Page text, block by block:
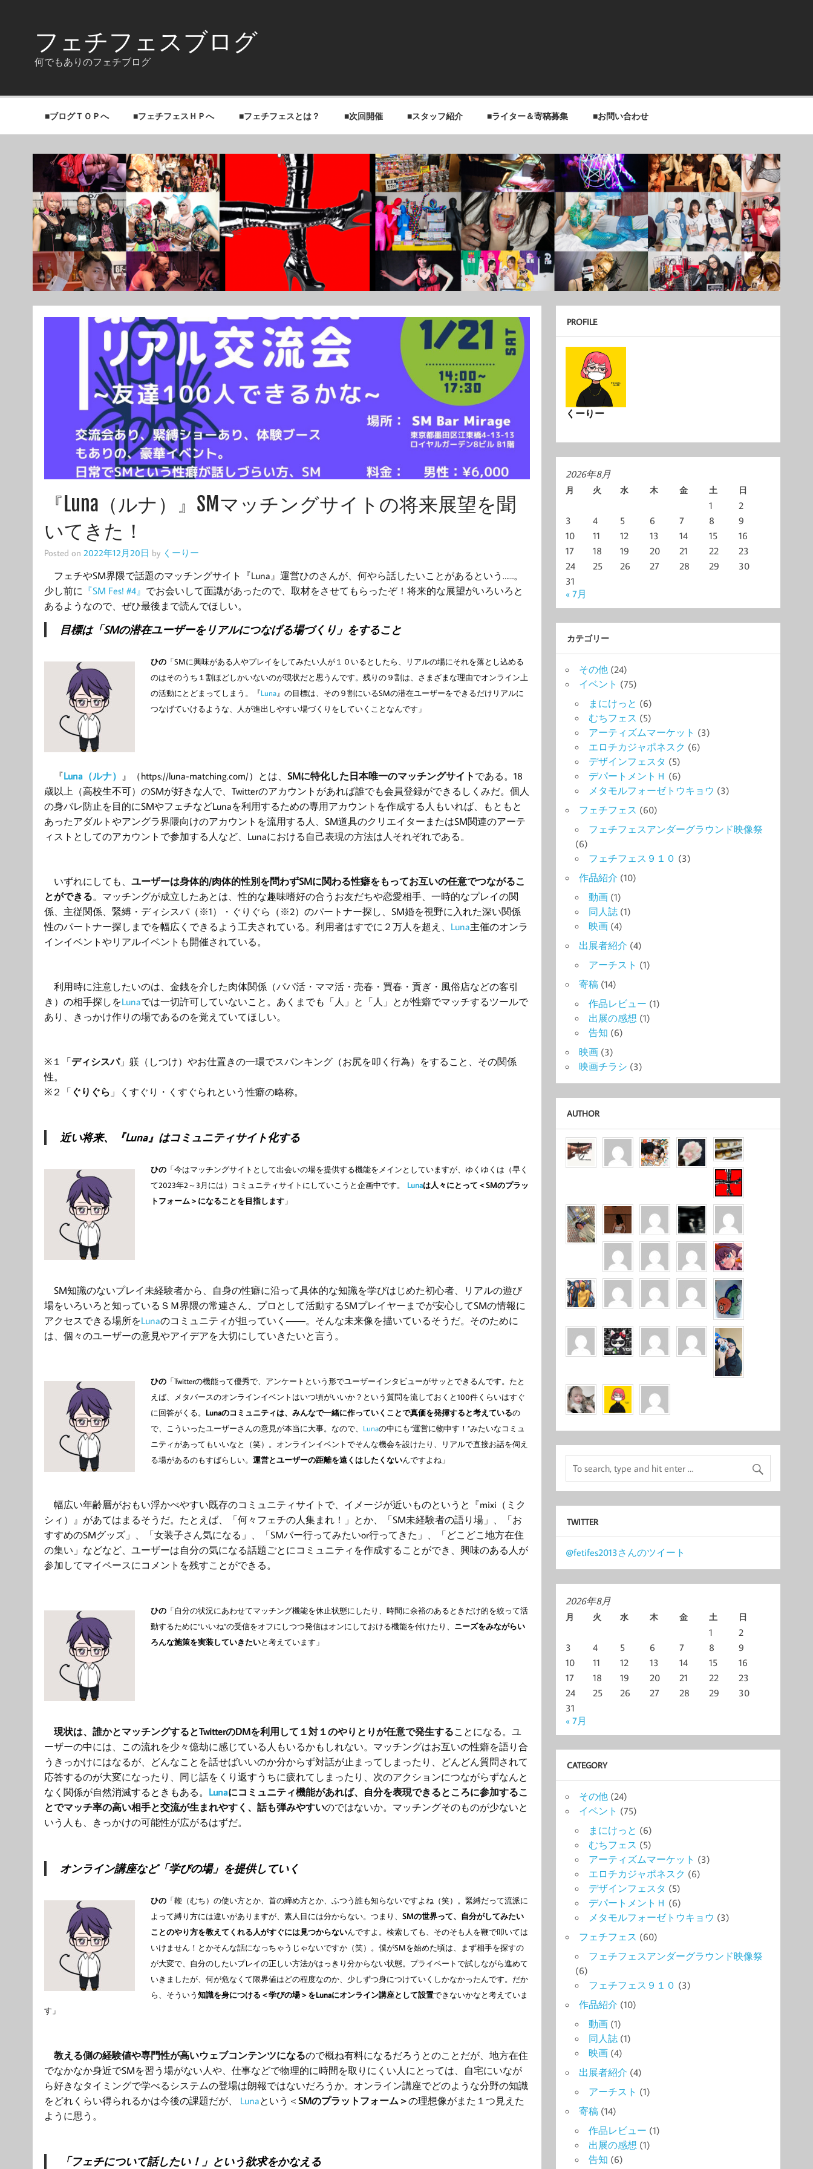
フェチフェスブログ
何でもありのフェチブログ
■ブログＴＯＰへ ■フェチフェスＨＰへ ■フェチフェスとは？ ■次回開催 ■スタッフ紹介 ■ライター＆寄稿募集 ■お問い合わせ
『Luna（ルナ）』SMマッチングサイトの将来展望を聞
いてきた！
Posted on 2022年12月20日 by くーりー
フェチやSM界隈で話題のマッチングサイト『Luna』運営ひのさんが、何やら話したいことがあるという……。
少し前に 『SM Fes! #4』 でお会いして面識があったので、取材をさせてもらったぞ！将来的な展望がいろいろと
あるようなので、ぜひ最後まで読んでほしい。
目標は「SMの潜在ユーザーをリアルにつなげる場づくり」をすること
ひの「SMに興味がある人やプレイをしてみたい人が１０いるとしたら、リアルの場にそれを落とし込める
のはそのうち１割ほどしかいないのが現状だと思うんです。残りの９割は
さまざまな理由でオンライン上
の活動にとどまってしまう。『Luna』の目標は、その９割にいるSMの潜在ユーザーをできるだけリアルに
つなげていけるような、
人が進出しやすい場づくりをしていくことなんです」
『Luna（ルナ） 』（https://luna-matching.com/）とは、 SMに特化した日本唯一のマッチングサイト である。 18
歳以上（高校生不可）のSMが好きな人で、 Twitterのアカウントがあれば誰でも会員登録ができるしくみだ。個人
の身バレ防止 を目的にSMやフェチなどLunaを利用するための専用アカウントを作成する人もいれば、もともと
あったアダルトやアングラ界隈向けのアカウントを流用する人
、SM道具のクリエイターまたはSM関連のアーテ
ィストとしてのアカウントで参加する人など、 Lunaにおける 自己表現の方法は 人それぞれである 。
いずれにしても、 ユーザーは身体的/肉体的性別を問わずSMに関わる性癖をもってお互いの任意でつながるこ
とができる。マッチングが成立したあとは、性的な趣味嗜好の合うお友だちや恋愛相手、一時的なプレイの関
係、主従関係、緊縛・ディシスパ（※1）・ぐりぐら（※2）のパートナー探し、SM婚を視野に入れた深い関係
性のパートナー探しまでを幅広くできるよう工夫されている。利用者はすでに２万人を超え、 Luna主催のオンラ
インイベントやリアルイベントも開催されている。
利用時に注意したいのは、金銭を介した肉体関係（パパ活・ママ活・売春・買春・貢ぎ・風俗店などの客引
き）の相手探しをLunaでは一切許可していないこと。あくまでも「人」と「人」とが性癖でマッチするツールで
あり、きっかけ作りの場であるのを覚えていてほしい。
※１「ディシスパ」躾（しつけ）やお仕置きの一環でスパンキング（お尻を叩く行為）をすること、その関係
性。
※２「 ぐりぐら 」くすぐり・くすぐられという性癖の略称。
近い将来、『Luna』はコミュニティサイト化する
ひの「今はマッチングサイトとして出会いの場を提供する機能をメインとしていますが、ゆくゆくは（早く
て2023年2～3月には）コミュニティサイトにしていこうと企画中です。 Lunaは人々にとって＜SMのプラッ
トフォーム＞になることを目指します」
SM知識のないプレイ未経験者から、自身の性癖に沿って具体的な知識を学びはじめた初心者、リアルの遊び
場をいろいろと知っているＳＭ界隈の常連さん、プロとして活動するSMプレイヤーまでが安心してSMの情報に
アクセスできる場所をLunaのコミュニティが担っていく――。そんな未来像を描いているそうだ。そのために
は、個々のユーザーの意見やアイデアを大切にしていきたいと言う。
ひの「Twitterの機能って優秀で、アンケートという形でユーザーインタビューがサッとできるんです。たと
えば、メタバースのオンラインイベントはいつ頃がいいか？という質問を流しておくと100件くらいはすぐ
に回答がくる。 Lunaのコミュニティは、みんなで一緒に作っていくことで真価を発揮すると考えているの
で、こういったユーザーさんの意見が本当に大事。なので、 Lunaの中にも“運営に物申す！”みたいなコミュ
ニティがあってもいいなと（笑）。オンラインイベントでそんな機会を設けたり、リアルで直接お話を伺え
る場があるのもすばらしい。 運営とユーザーの距離を遠くはしたくないんですよね」
幅広い年齢層がおもい浮かべやすい既存のコミュニティサイトで、イメージが近いものというと『mixi （ミク
シィ）』があてはまるそうだ。たとえば、「何々フェチの人集まれ！」とか、「SM未経験者の語り場」、「お
すすめのSMグッズ」、「女装子さん気になる」、「SMバー行ってみたいor行ってきた」、「どこどこ地方在住
の集い」などなど、ユーザーは自分の気になる話題ごとにコミュニティを作成することができ、興味のある人が
参加してマイペースにコメントを残すことができる。
ひの「自分の状況にあわせてマッチング機能を休止状態にしたり、時間に余裕のあるときだけ的を絞って活
動するために“いいね”の受信をオフにしつつ発信はオンにしておける機能を付けたり、 ニーズをみながらい
ろんな施策を実装していきたいと考えています」
現状は、誰かとマッチングするとTwitterのDMを利用して１対１のやりとりが任意で発生することになる。ユ
ーザーの中には、この流れを少々億劫に感じている人もいるかもしれない。マッチングはお互いの性癖を語り合
うきっかけにはなるが、どんなことを話せばいいのか分からず対話が止まってしまったり、どんどん質問されて
応答するのが大変になったり、同じ話をくり返すうちに疲れてしまったり、次のアクションにつながらずなんと
なく関係が自然消滅するときもある。 Lunaにコミュニティ機能があれば、自分を表現できるところに参加するこ
とでマッチ率の高い相手と交流が生まれやすく、話も弾みやすいのではないか。マッチングそのものが少ないと
いう人も、きっかけの可能性が広がるはずだ。
オンライン講座など「学びの場」を提供していく
ひの「鞭（むち）の使い方とか、首の締め方とか、ふつう誰も知らないですよね（笑）。緊縛だって流派に
よって縛り方には違いがありますが、素人目には分からない。つまり、 SMの世界って、自分がしてみたい
ことのやり方を教えてくれる人がすぐには見つからないんですよ。検索しても、そのそも人を鞭で叩いては
いけません！とかそんな話になっちゃうじゃないですか（笑）。僕がSMを始めた頃は、まず相手を探すの
が大変で、自分のしたいプレイの正しい方法がはっきり分からない状態。プライベートで試しながら進めて
いきましたが、何が危なくて限界値はどの程度なのか、少しずつ身につけていくしかなかったんです。だか
ら、そういう知識を身につける＜学びの場＞をLunaにオンライン講座として設置できないかなと考えていま
す」
教える側の経験値や専門性が高いウェブコンテンツになるので概ね有料になるだろうとのことだが、地方在住
でなかなか身近でSMを習う場がない人や、仕事などで物理的に時間を取りにくい人にとっては、自宅にいなが
ら好きなタイミングで学べるシステムの登場は朗報ではないだろうか。オンライン講座でどのような分野の知識
をどれくらい得られるかは今後の課題だが、 Lunaという＜ SMのプラットフォーム＞の理想像がまた１つ見えた
ように思う。
「フェチについて話したい！」という欲求をかなえる
PROFILE
くーりー
2026年8月
月 火 水 木 金 土 日
1
2
3
4 5 6 7 8
9
10
11 12 13 14 15
16
17
18 19 20 21 22
23
24
25 26 27 28 29
30
31
« 7月
カテゴリー
その他 (24)
イベント (75)
まにけっと (6)
むちフェス (5)
アーティズムマーケット (3)
エロチカジャポネスク (6)
デザインフェスタ (5)
デパートメントＨ (6)
メタモルフォーゼトウキョウ (3)
フェチフェス (60)
フェチフェスアンダーグラウンド映像祭
(6)
フェチフェス９１０ (3)
作品紹介 (10)
動画 (1)
同人誌 (1)
映画 (4)
出展者紹介 (4)
アーチスト (1)
寄稿 (14)
作品レビュー (1)
出展の感想 (1)
告知 (6)
映画 (3)
映画チラシ (3)
AUTHOR
TWITTER
@fetifes2013さんのツイート
2026年8月
月 火 水 木 金 土 日
1
2
3
4 5 6 7 8
9
10
11 12 13 14 15
16
17
18 19 20 21 22
23
24
25 26 27 28 29
30
31
« 7月
CATEGORY
その他 (24)
イベント (75)
まにけっと (6)
むちフェス (5)
アーティズムマーケット (3)
エロチカジャポネスク (6)
デザインフェスタ (5)
デパートメントＨ (6)
メタモルフォーゼトウキョウ (3)
フェチフェス (60)
フェチフェスアンダーグラウンド映像祭
(6)
フェチフェス９１０ (3)
作品紹介 (10)
動画 (1)
同人誌 (1)
映画 (4)
出展者紹介 (4)
アーチスト (1)
寄稿 (14)
作品レビュー (1)
出展の感想 (1)
告知 (6)